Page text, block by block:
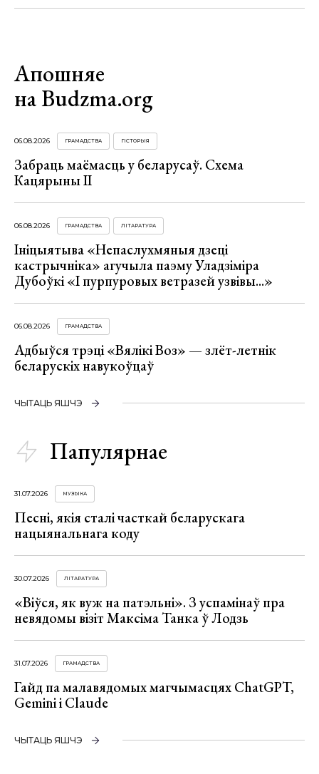
Апошняе
на Budzma.org
06.08.2026 ГРАМАДСТВА ГІСТОРЫЯ
Забраць маёмасць у беларусаў. Схема
Кацярыны ІІ
06.08.2026 ГРАМАДСТВА ЛІТАРАТУРА
Ініцыятыва «Непаслухмяныя дзеці
кастрычніка» агучыла паэму Уладзіміра
Дубоўкі «І пурпуровых ветразей узвівы...»
06.08.2026 ГРАМАДСТВА
Адбыўся трэці «Вялікі Воз» — злёт-летнік
беларускіх навукоўцаў
ЧЫТАЦЬ ЯШЧЭ
Папулярнае
31.07.2026 МУЗЫКА
Песні, якія сталі часткай беларускага
нацыянальнага коду
30.07.2026 ЛІТАРАТУРА
«Віўся, як вуж на патэльні». З успамінаў пра
невядомы візіт Максіма Танка ў Лодзь
31.07.2026 ГРАМАДСТВА
Гайд па малавядомых магчымасцях ChatGPT,
Gemini і Claude
ЧЫТАЦЬ ЯШЧЭ